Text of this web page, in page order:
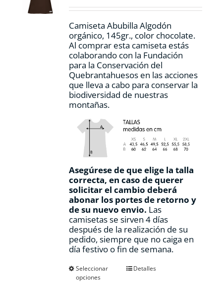
en
página
de
producto
Camiseta Abubilla Algodón
orgánico, 145gr., color chocolate.
Al comprar esta camiseta estás
colaborando con la Fundación
para la Conservación del
Quebrantahuesos en las acciones
que lleva a cabo para conservar la
biodiversidad de nuestras
montañas.
Asegúrese de que elige la talla
correcta, en caso de querer
solicitar el cambio deberá
abonar los portes de retorno y
de su nuevo envio. Las
camisetas se sirven 4 días
después de la realización de su
pedido, siempre que no caiga en
día festivo o fin de semana.
Seleccionar
opciones
EsteDetalles